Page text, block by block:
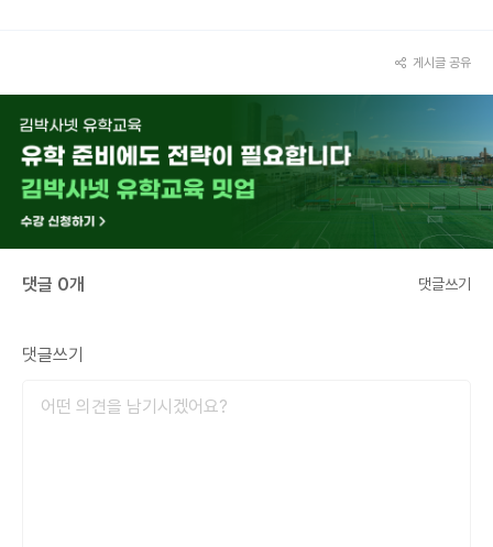
게시글 공유
댓글 0개 댓글쓰기
댓글쓰기